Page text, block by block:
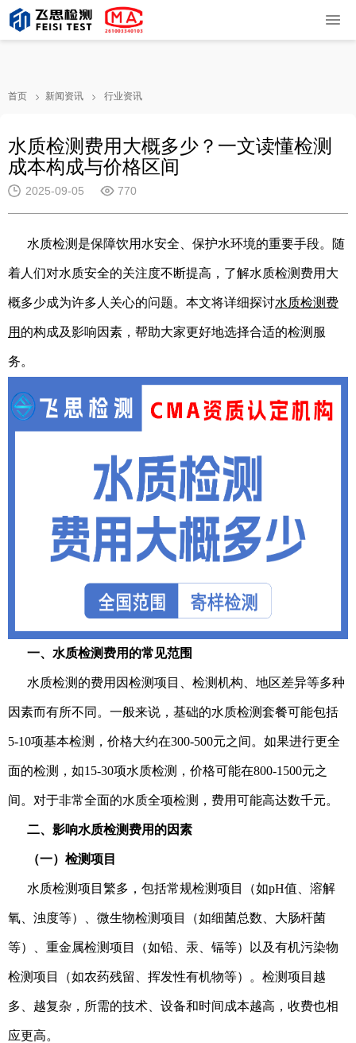
首页 新闻资讯 行业资讯
水质检测费用大概多少？一文读懂检测
成本构成与价格区间
2025-09-05 770
水质检测是保障饮用水安全、保护水环境的重要手段。随
着人们对水质安全的关注度不断提高，了解水质检测费用大
概多少成为许多人关心的问题。本文将详细探讨水质检测费
用 的构成及影响因素，帮助大家更好地选择合适的检测服
务。
一、水质检测费用的常见范围
水质检测的费用因检测项目、检测机构、地区差异等多种
因素而有所不同。一般来说，基础的水质检测套餐可能包括
5-10项基本检测，价格大约在300-500元之间。如果进行更全
面的检测，如15-30项水质检测，价格可能在800-1500元之
间。对于非常全面的水质全项检测，费用可能高达数千元。
二、影响水质检测费用的因素
（一）检测项目
水质检测项目繁多，包括常规检测项目（如pH值、溶解
氧、浊度等）、微生物检测项目（如细菌总数、大肠杆菌
等）、重金属检测项目（如铅、汞、镉等）以及有机污染物
检测项目（如农药残留、挥发性有机物等）。检测项目越
多、越复杂，所需的技术、设备和时间成本越高，收费也相
应更高。